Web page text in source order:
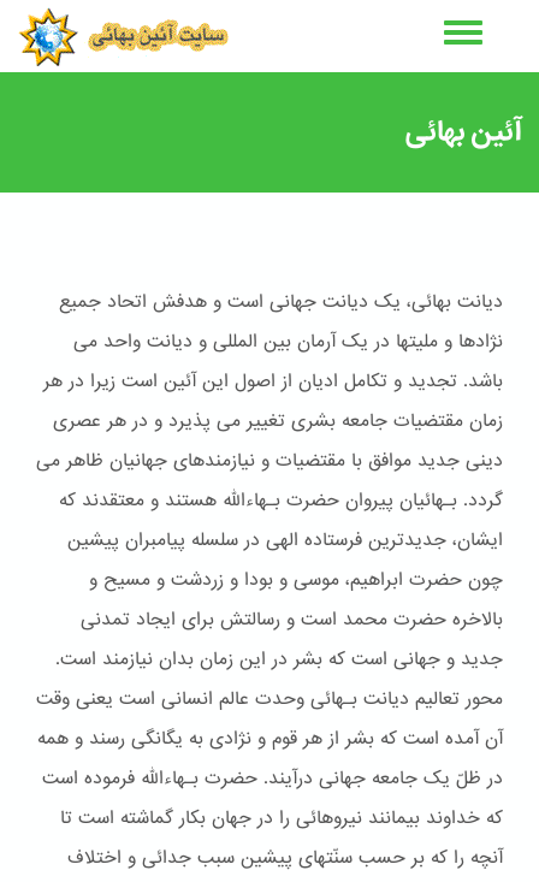
آئین بهائی
دیانت بهائی، یک دیانت جهانی است و هدفش اتحاد جمیع
نژادها و ملیتها در یک آرمان بین المللی و دیانت واحد می
باشد. تجدید و تکامل ادیان از اصول این آئین است زیرا در هر
زمان مقتضیات جامعه بشری تغییر می پذیرد و در هر عصری
دینی جدید موافق با مقتضیات و نیازمندهای جهانیان ظاهر می
گردد. بـهائیان پیروان حضرت بـهاءالله هستند و معتقدند که
ایشان، جدیدترین فرستاده الهی در سلسله پیامبران پیشین
چون حضرت ابراهیم، موسی و بودا و زردشت و مسیح و
بالاخره حضرت محمد است و رسالتش برای ایجاد تمدنی
جدید و جهانی است که بشر در این زمان بدان نیازمند است.
محور تعالیم دیانت بـهائی وحدت عالم انسانی است یعنی وقت
آن آمده است که بشر از هر قوم و نژادی به یگانگی رسند و همه
در ظلّ یک جامعه جهانی درآیند. حضرت بـهاءالله فرموده است
که خداوند بیمانند نیروهائی را در جهان بکار گماشته است تا
آنچه را که بر حسب سنّتهای پیشین سبب جدائی و اختلاف